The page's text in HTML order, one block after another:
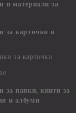
и материали за
за картички и
за картички
за папки, книги за
и албуми